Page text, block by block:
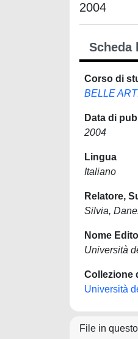
2004
Scheda
Corso di
BELLE
Data di
2004
Lingua
Italiano
Relatore,
Silvia,
Nome
Università
Collezione
Università
File in